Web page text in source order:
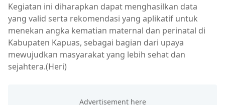
Kegiatan ini diharapkan dapat menghasilkan data
yang valid serta rekomendasi yang aplikatif untuk
menekan angka kematian maternal dan perinatal di
Kabupaten Kapuas, sebagai bagian dari upaya
mewujudkan masyarakat yang lebih sehat dan
sejahtera.(Heri)